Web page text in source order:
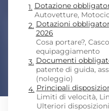
Dotazione
Autovetture,
Dotazioni
2026
Cosa portare?,
equipaggiamento
Documenti
patente di guida,
(noleggio)
Principali
Limiti di velocità,
Ulteriori